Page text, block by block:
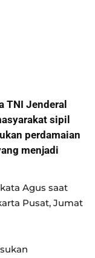
TNI Jenderal
sipil
perdamaian
menjadi
Agus saat
Pusat, Jumat